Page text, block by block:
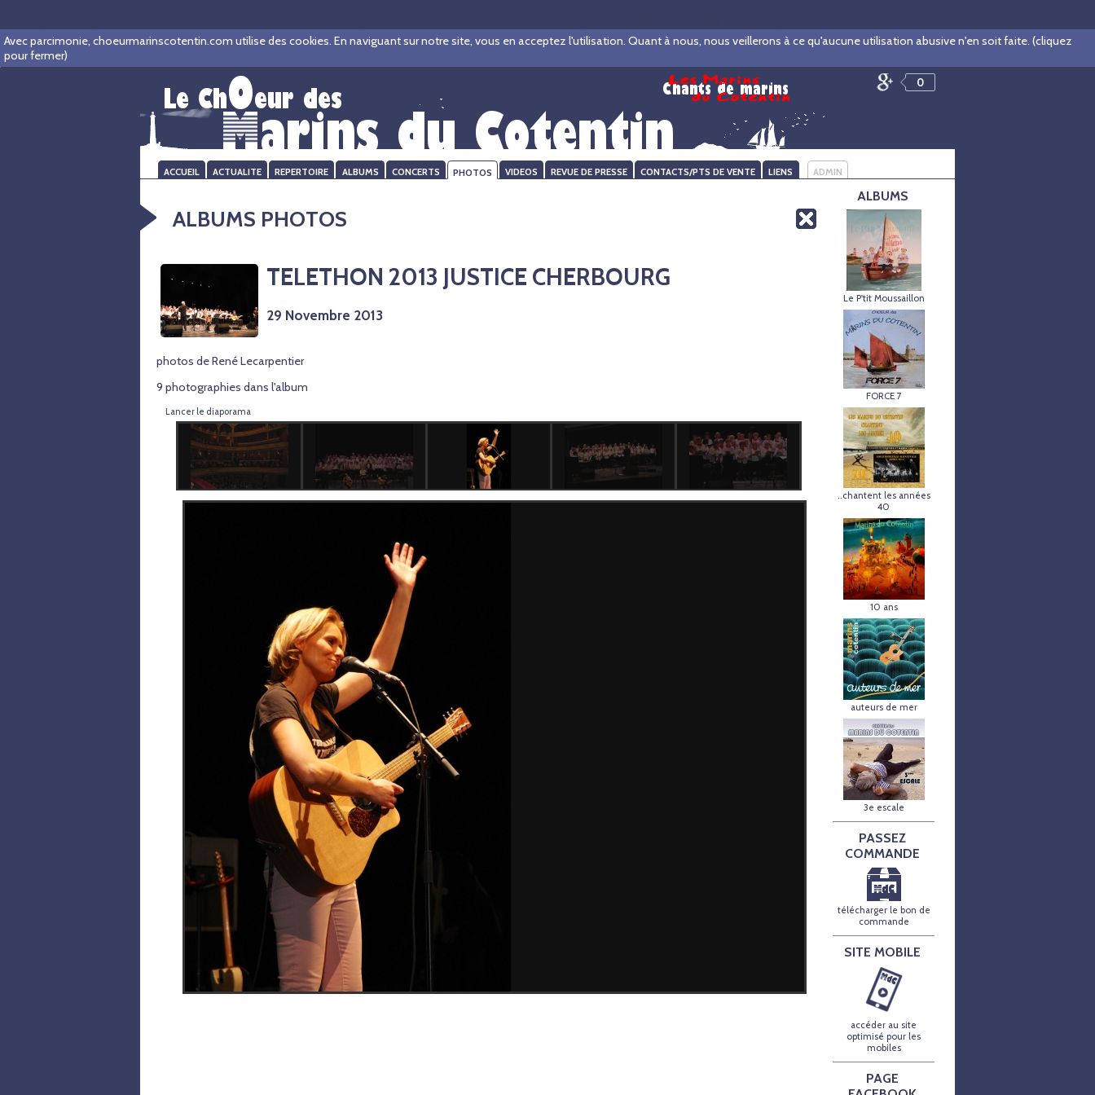
Avec parcimonie, choeurmarinscotentin.com utilise des cookies. En naviguant sur notre site, vous en acceptez l'utilisation. Quant à nous, nous veillerons à ce qu'aucune utilisation abusive n'en soit faite. (cliquez
pour fermer)
0
ACCUEIL ACTUALITE REPERTOIRE ALBUMS CONCERTS PHOTOS VIDEOS REVUE DE PRESSE CONTACTS/PTS DE VENTE LIENS ADMIN
ALBUMS PHOTOS
TELETHON 2013 JUSTICE CHERBOURG
29 Novembre 2013
photos de René Lecarpentier
9 photographies dans l'album
Lancer le diaporama
ALBUMS
Le P'tit Moussaillon
FORCE 7
..chantent les années
40
10 ans
auteurs de mer
3e escale
PASSEZ
COMMANDE
télécharger le bon de
commande
SITE MOBILE
accéder au site
optimisé pour les
mobiles
PAGE